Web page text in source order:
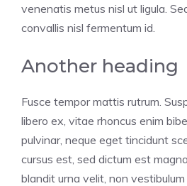
venenatis metus nisl ut ligula.
convallis nisl fermentum id.
Another heading
Fusce tempor mattis rutrum.
libero ex, vitae rhoncus enim
pulvinar, neque eget tincidunt
cursus est, sed dictum est
blandit urna velit, non